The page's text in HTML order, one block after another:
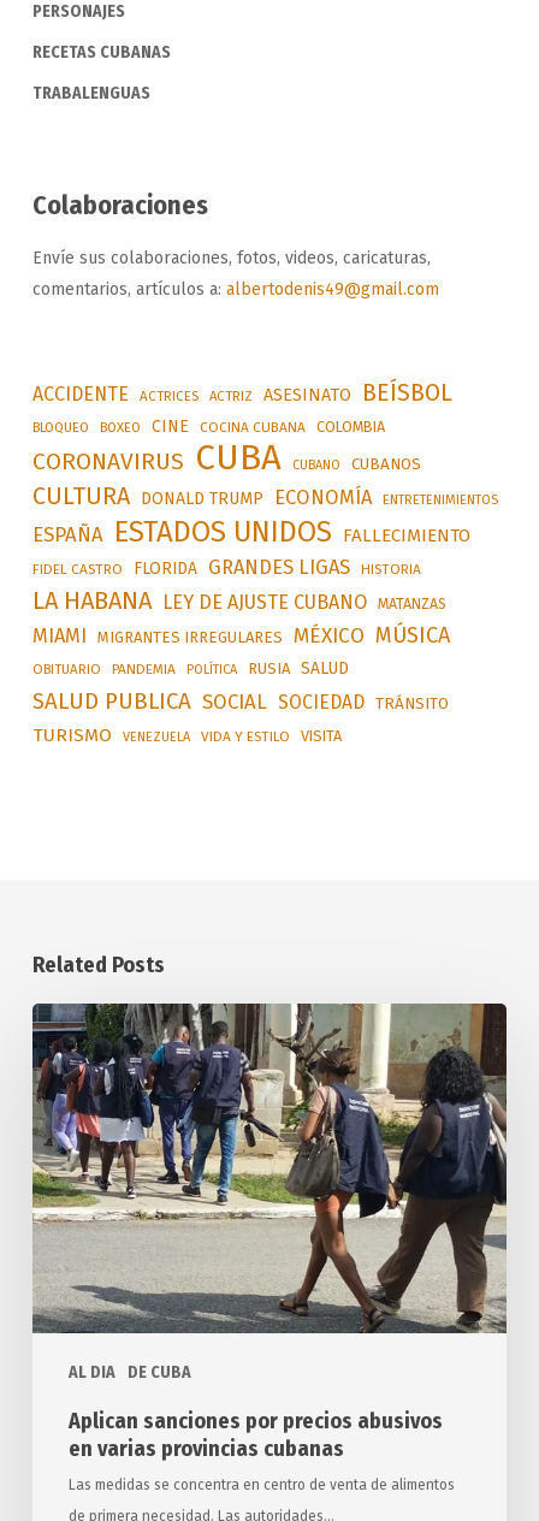
PERSONAJES
RECETAS CUBANAS
TRABALENGUAS
Colaboraciones
Envíe sus colaboraciones, fotos, videos, caricaturas,
comentarios, artículos a: albertodenis49@gmail.com
ACCIDENTE ACTRICES ACTRIZ ASESINATO BEÍSBOL
BLOQUEO BOXEO CINE COCINA CUBANA COLOMBIA
CORONAVIRUS CUBA CUBANO CUBANOS
CULTURA DONALD TRUMP ECONOMÍA ENTRETENIMIENTOS
ESPAÑA ESTADOS UNIDOS FALLECIMIENTO
FIDEL CASTRO FLORIDA GRANDES LIGAS HISTORIA
LA HABANA LEY DE AJUSTE CUBANO MATANZAS
MIAMI MIGRANTES IRREGULARES MÉXICO MÚSICA
OBITUARIO PANDEMIA POLÍTICA RUSIA SALUD
SALUD PUBLICA SOCIAL SOCIEDAD TRÁNSITO
TURISMO VENEZUELA VIDA Y ESTILO VISITA
Related Posts
AL DIA DE CUBA
Aplican
sanciones
por
precios
abusivos
en
varias
provincias
cubanas
Aplican sanciones por precios abusivos
en varias provincias cubanas
Las medidas se concentra en centro de venta de alimentos
de primera necesidad. Las autoridades…